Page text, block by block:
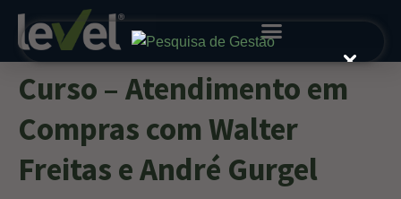
Curso – Atendimento em
Compras com Walter
Freitas e André Gurgel